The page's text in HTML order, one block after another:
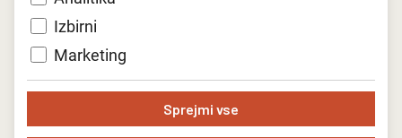
Izbirni
Marketing
Sprejmi vse